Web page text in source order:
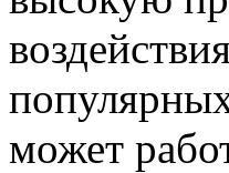
может